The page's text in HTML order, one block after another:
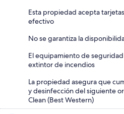
Esta propiedad acepta
efectivo
No se garantiza la
El equipamiento de
extintor de incendios
La propiedad asegura que
y desinfección del siguiente
Clean (Best Western)